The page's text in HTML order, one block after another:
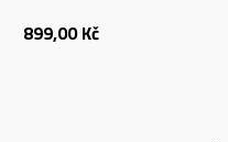
899,00 Kč